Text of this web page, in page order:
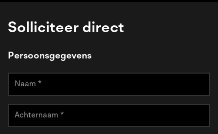
Solliciteer direct
Persoonsgegevens